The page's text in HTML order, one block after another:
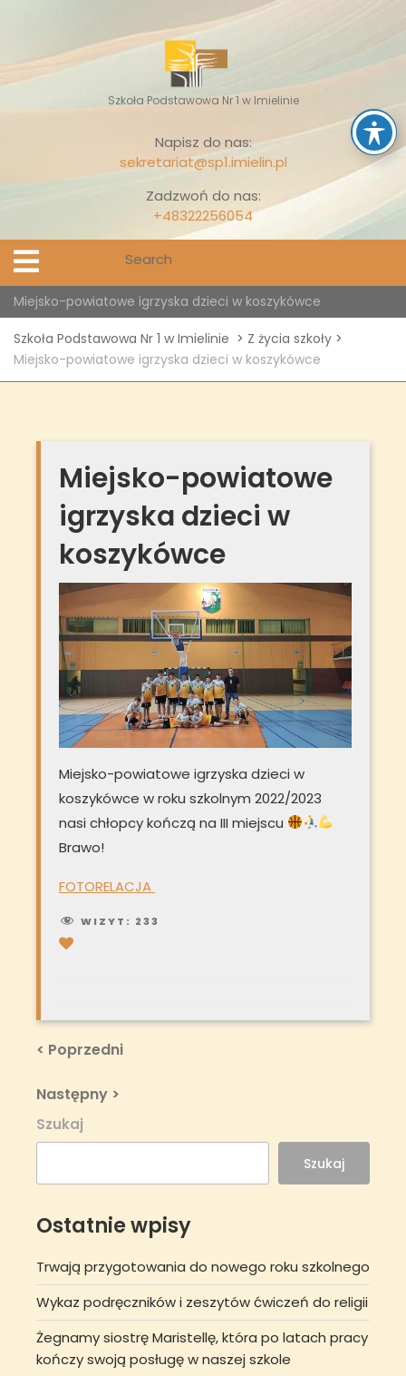
content
Szkoła Podstawowa Nr 1 w Imielinie
Napisz do nas:
sekretariat@sp1.imielin.pl
Zadzwoń do nas:
+48322256054
Open
Menu
Miejsko-powiatowe igrzyska dzieci w koszykówce
Szkoła Podstawowa Nr 1 w Imielinie > Z życia szkoły >
Miejsko-powiatowe igrzyska dzieci w koszykówce
Miejsko-powiatowe
igrzyska dzieci w
koszykówce
Miejsko-powiatowe igrzyska dzieci w
koszykówce w roku szkolnym 2022/2023
nasi chłopcy kończą na III miejscu
Brawo!
FOTORELACJA
WIZYT: 233
Nawigacja
Previous
< Poprzedni
Next
Post
Następny >
Szukaj
Szukaj
Ostatnie wpisy
Trwają przygotowania do nowego roku szkolnego
Wykaz podręczników i zeszytów ćwiczeń do religii
Żegnamy siostrę Maristellę, która po latach pracy
kończy swoją posługę w naszej szkole